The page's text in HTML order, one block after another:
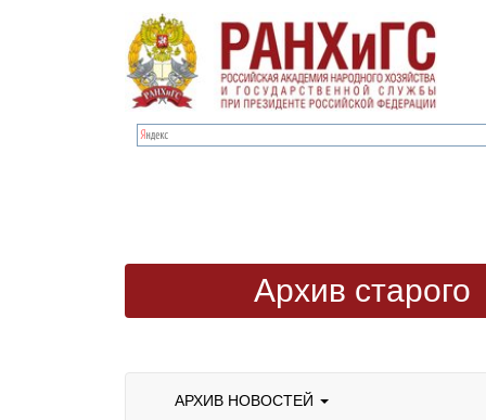
Архив старого
АРХИВ НОВОСТЕЙ